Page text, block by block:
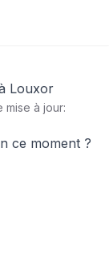
Louxor
mise à jour:
ce moment ?